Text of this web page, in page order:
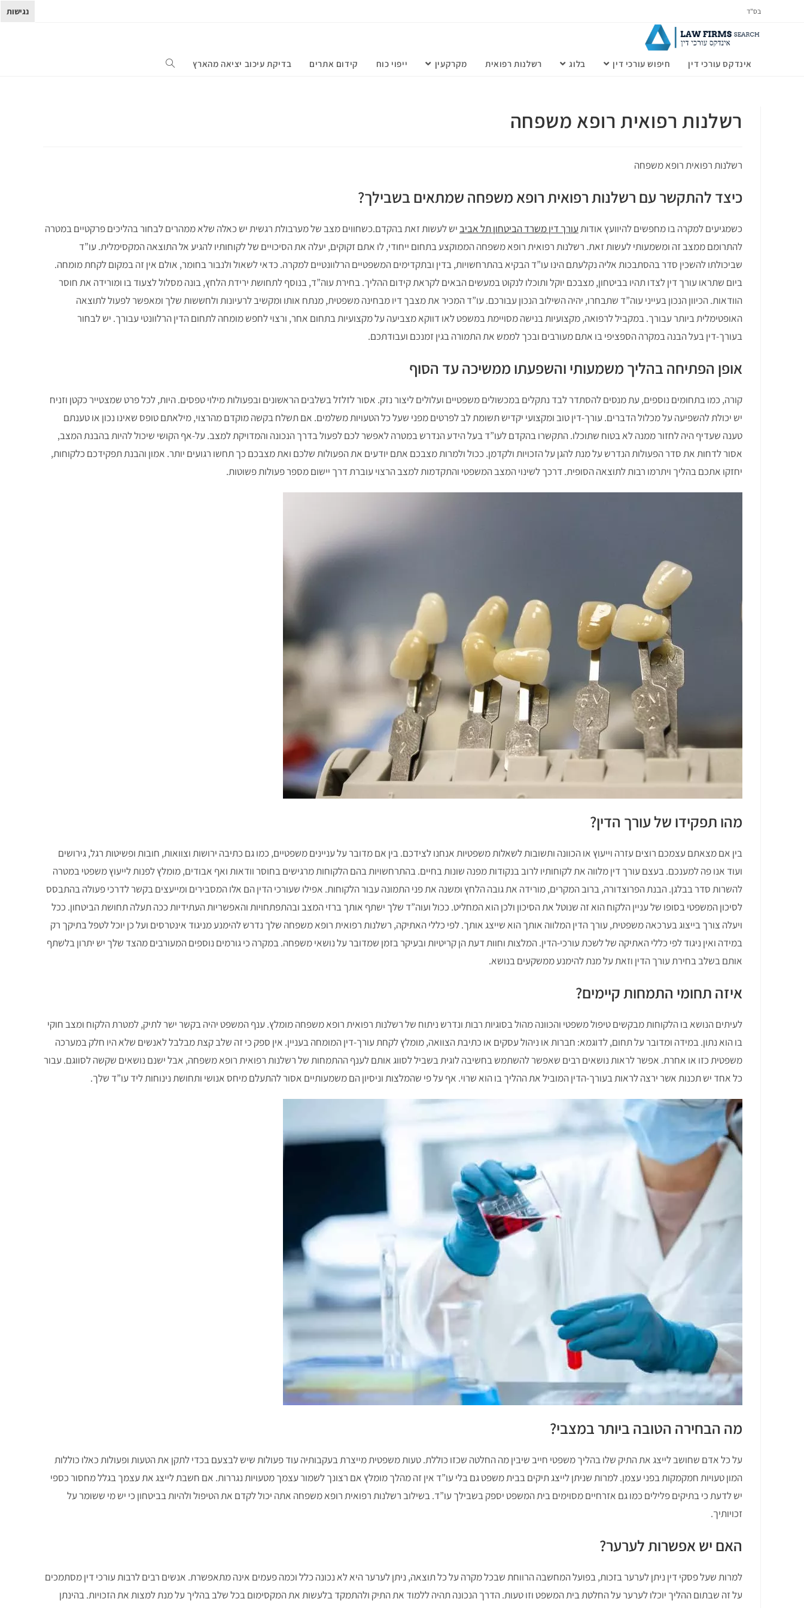
בס"ד
אינדקס עורכי דין חיפוש עורכי דין בלוג רשלנות רפואית מקרקעין ייפוי כוח קידום אתרים בדיקת עיכוב יציאה מהארץ
רשלנות רפואית רופא משפחה
רשלנות רפואית רופא משפחה
כיצד להתקשר עם רשלנות רפואית רופא משפחה שמתאים בשבילך?
כשמגיעים למקרה בו מחפשים להיוועץ אודותעורך דין משרד הביטחון תל אביביש לעשות זאת בהקדם.כשחווים מצב של מערבולת רגשית יש כאלה שלא ממהרים לבחור בהליכים פרקטיים במטרה
להתרומם ממצב זה ומשמעותי לעשות זאת. רשלנות רפואית רופא משפחה הממוקצע בתחום ייחודי, לו אתם זקוקים, יעלה את הסיכויים של לקוחותיו להגיע אל התוצאה המקסימלית. עו”ד
שביכולתו להשכין סדר בהסתבכות אליה נקלעתם הינו עו”ד הבקיא בהתרחשויות, בדין ובתקדימים המשפטיים הרלוונטיים למקרה. כדאי לשאול ולנבור בחומר, אולם אין זה במקום לקחת מומחה.
ביום שתראו עורך דין לצדו תהיו בביטחון, מצבכם יוקל ותוכלו לנקוט במעשים הבאים לקראת קידום ההליך. בחירת עוה”ד, בנוסף לתחושת ירידת הלחץ, בונה מסלול לצעוד בו ומורידה את חוסר
הוודאות. הכיוון הנכון בעייני עוה”ד שתבחרו, יהיה השילוב הנכון עבורכם. עו”ד המכיר את מצבך דיו מבחינה משפטית, מנתח אותו ומקשיב לרעיונות ולחששות שלך ומאפשר לפעול לתוצאה
האופטימלית ביותר עבורך. במקביל לרפואה, מקצועיות בנישה מסויימת במשפט לאו דווקא מצביעה על מקצועיות בתחום אחר, ורצוי לחפש מומחה לתחום הדין הרלוונטי עבורך. יש לבחור
בעורך-דין בעל הבנה במקרה הספציפי בו אתם מעורבים ובכך לממש את התמורה בגין זמנכם ועבודתכם.
אופן הפתיחה בהליך משמעותי והשפעתו ממשיכה עד הסוף
קורה, כמו בתחומים נוספים, עת מנסים להסתדר לבד נתקלים במכשולים משפטיים ועלולים ליצור נזק. אסור לזלזל בשלבים הראשונים ובפעולות מילוי טפסים. היות, לכל פרט שמצטייר כקטן וזניח
יש יכולת להשפיעה על מכלול הדברים. עורך-דין טוב ומקצועי יקדיש תשומת לב לפרטים מפני שעל כל הטעויות משלמים. אם תשלח בקשה מוקדם מהרצוי, מילאתם טופס שאינו נכון או טענתם
טענה שעדיף היה לחזור ממנה לא בטוח שתוכלו. התקשרו בהקדם לעו”ד בעל הידע הנדרש במטרה לאפשר לכם לפעול בדרך הנכונה והמדויקת למצב. על-אף הקושי שיכול להיות בהבנת המצב,
אסור לדחות את סדר הפעולות הנדרש על מנת להגן על הזכויות ולקדמן. ככול ולמרות מצבכם אתם יודעים את הפעולות שלכם ואת מצבכם כך תחשו רגועים יותר. אמון והבנת תפקידכם כלקוחות,
יחזקו אתכם בהליך ויתרמו רבות לתוצאה הסופית. דרכך לשינוי המצב המשפטי והתקדמות למצב הרצוי עוברת דרך יישום מספר פעולות פשוטות.
מהו תפקידו של עורך הדין?
בין אם מצאתם עצמכם רוצים עזרה וייעוץ או הכוונה ותשובות לשאלות משפטיות אנחנו לצידכם. בין אם מדובר על עניינים משפטיים, כמו גם כתיבה ירושות וצוואות, חובות ופשיטות רגל, גירושים
ועוד אנו פה למענכם. בעצם עורך דין מלווה את לקוחותיו לרוב בנקודות מפנה שונות בחיים. בהתרחשויות בהם הלקוחות מרגישים בחוסר וודאות ואף אבודים, מומלץ לפנות לייעוץ משפטי במטרה
להשרות סדר בבלגן. הבנת הפרוצדורה, ברוב המקרים, מורידה את גובה הלחץ ומשנה את פני התמונה עבור הלקוחות. אפילו שעורכי הדין הם אלו המסבירים ומייעצים בקשר לדרכי פעולה בהתבסס
לסיכון המשפטי בסופו של עניין הלקוח הוא זה שנוטל את הסיכון ולכן הוא המחליט. ככול ועוה”ד שלך ישתף אותך ברזי המצב ובהתפתחויות והאפשריות העתידיות ככה תעלה תחושת הביטחון. ככל
ויעלה צורך בייצוג בערכאה משפטית, עורך הדין המלווה אותך הוא שייצג אותך. לפי כללי האתיקה, רשלנות רפואית רופא משפחה שלך נדרש להימנע מניגוד אינטרסים ועל כן יוכל לטפל בתיקך רק
במידה ואין ניגוד לפי כללי האתיקה של לשכת עורכי-הדין. המלצות וחוות דעת הן קריטיות ובעיקר בזמן שמדובר על נושאי משפחה. במקרה כי גורמים נוספים המעורבים מהצד שלך יש יתרון בלשתף
אותם בשלב בחירת עורך הדין וזאת על מנת להימנע ממשקעים בנושא.
איזה תחומי התמחות קיימים?
לעיתים הנושא בו הלקוחות מבקשים טיפול משפטי והכוונה מהול בסוגיות רבות ונדרש ניתוח של רשלנות רפואית רופא משפחה מומלץ. ענף המשפט יהיה בקשר ישר לתיק, למטרת הלקוח ומצב חוקי
בו הוא נתון. במידה ומדובר על תחום, לדוגמא: חברות או ניהול עסקים או כתיבת הצוואה, מומלץ לקחת עורך-דין המומחה בעניין. אין ספק כי זה שלב קצת מבלבל לאנשים שלא היו חלק במערכה
משפטית כזו או אחרת. אפשר לראות נושאים רבים שאפשר להשתמש בחשיבה לוגית בשביל לסווג אותם לענף ההתמחות של רשלנות רפואית רופא משפחה, אבל ישנם נושאים שקשה לסווגם. עבור
כל אחד יש תכנות אשר ירצה לראות בעורך-הדין המוביל את ההליך בו הוא שרוי. אף על פי שהמלצות וניסיון הם משמעותיים אסור להתעלם מיחס אנושי ותחושת נינוחות ליד עו”ד שלך.
מה הבחירה הטובה ביותר במצבי?
על כל אדם שחושב לייצג את התיק שלו בהליך משפטי חייב שיבין מה החלטה שכזו כוללת. טעות משפטית מייצרת בעקבותיה עוד פעולות שיש לבצעם בכדי לתקן את הטעות ופעולות כאלו כוללות
המון טעויות חמקמקות בפני עצמן. למרות שניתן לייצג תיקים בבית משפט גם בלי עו”ד אין זה מהלך מומלץ אם רצונך לשמור עצמך מטעויות נגררות. אם חשבת לייצג את עצמך בגלל מחסור כספי
יש לדעת כי בתיקים פלילים כמו גם אזרחיים מסוימים בית המשפט יספק בשבילך עו”ד. בשילוב רשלנות רפואית רופא משפחה אתה יכול לקדם את הטיפול ולהיות בביטחון כי יש מי ששומר על
זכויותיך.
האם יש אפשרות לערער?
למרות שעל פסקי דין ניתן לערער בזכות, בפועל המחשבה הרווחת שבכל מקרה על כל תוצאה, ניתן לערער היא לא נכונה כלל וכמה פעמים אינה מתאפשרת. אנשים רבים לרבות עורכי דין מסתמכים
על זה שבתום ההליך יוכלו לערער על החלטת בית המשפט וזו טעות. הדרך הנכונה תהיה ללמוד את התיק ולהתמקד בלעשות את המקסימום בכל שלב בהליך על מנת למצות את הזכויות. בהינתן
נגישות